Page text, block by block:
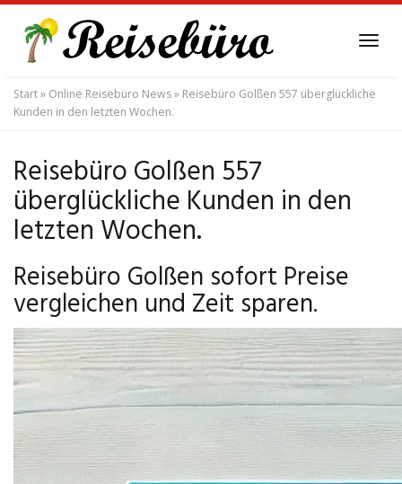
main
content
Start» Online Reisebüro News» Reisebüro Golßen 557 überglückliche
Kunden in den letzten Wochen.
Reisebüro Golßen 557
überglückliche Kunden in den
letzten Wochen.
Reisebüro Golßen sofort Preise
vergleichen und Zeit sparen.